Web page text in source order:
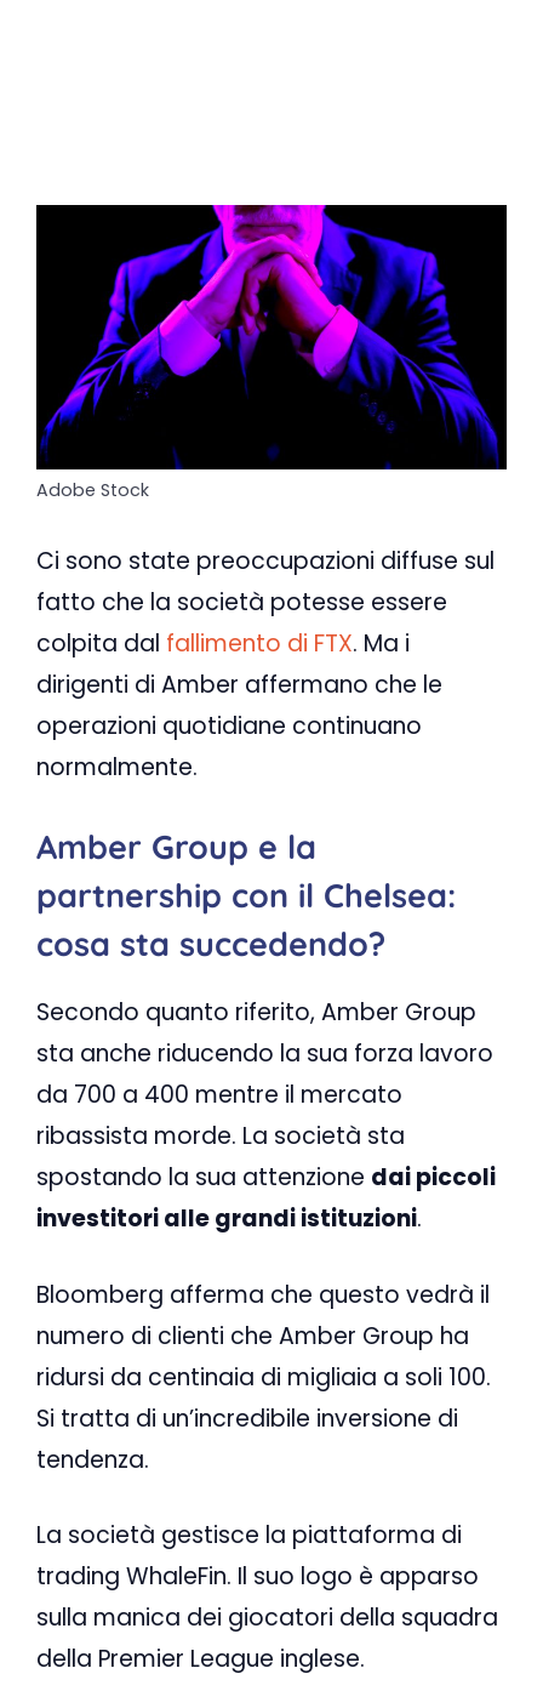
Adobe Stock
Ci sono state preoccupazioni diffuse sul
fatto che la società potesse essere
colpita dal fallimento di FTX. Ma i
dirigenti di Amber affermano che le
operazioni quotidiane continuano
normalmente.
Amber Group e la
partnership con il Chelsea:
cosa sta succedendo?
Secondo quanto riferito, Amber Group
sta anche riducendo la sua forza lavoro
da 700 a 400 mentre il mercato
ribassista morde. La società sta
spostando la sua attenzione dai piccoli
investitori alle grandi istituzioni.
Bloomberg afferma che questo vedrà il
numero di clienti che Amber Group ha
ridursi da centinaia di migliaia a soli 100.
Si tratta di un’incredibile inversione di
tendenza.
La società gestisce la piattaforma di
trading WhaleFin. Il suo logo è apparso
sulla manica dei giocatori della squadra
della Premier League inglese.